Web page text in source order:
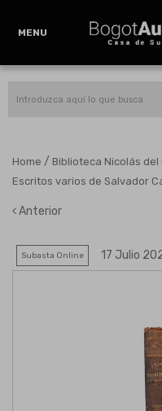
MENU
Home / Biblioteca Nicolás del
Escritos varios de Salvador
Anterior
Subasta Online 17 Julio